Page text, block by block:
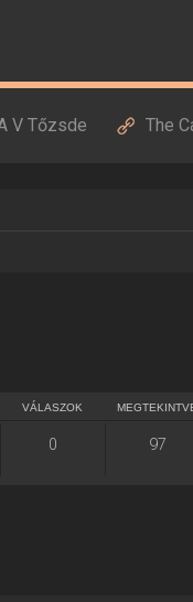
V Tőzsde The
VÁLASZOK
0 97